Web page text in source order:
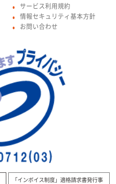
● サービス利用規約
● 情報セキュリティ基本方針
● お問い合わせ
「インボイス制度」適格請求書発行事